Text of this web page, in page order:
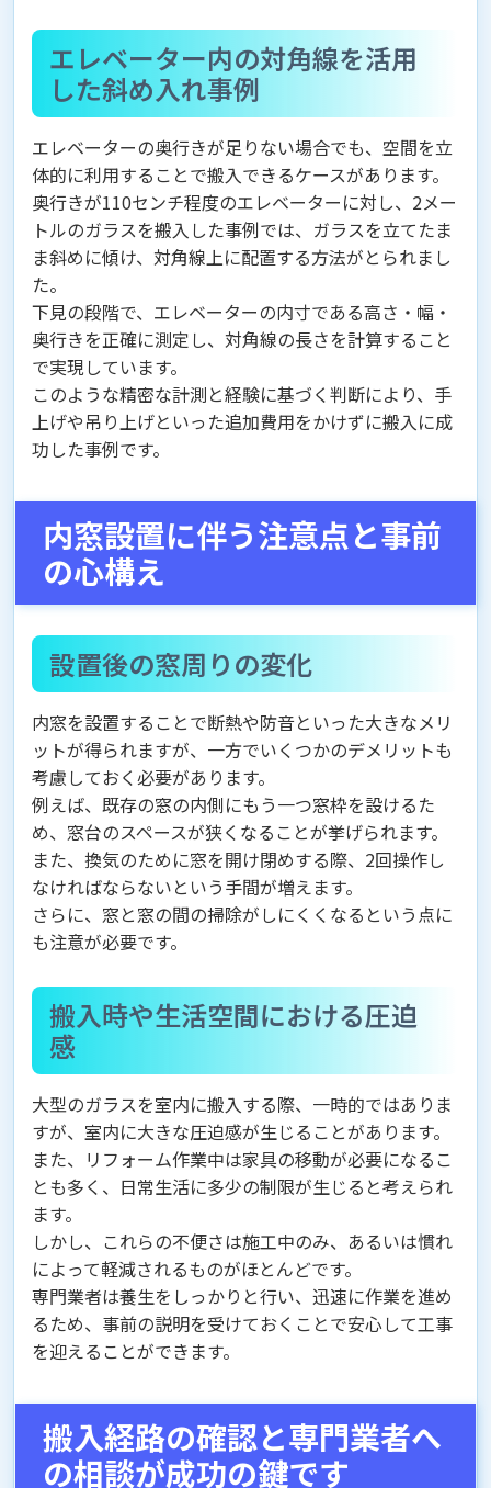
エレベーター内の対角線を活用
した斜め入れ事例
エレベーターの奥行きが足りない場合でも、空間を立
体的に利用することで搬入できるケースがあります。
奥行きが110センチ程度のエレベーターに対し、2メー
トルのガラスを搬入した事例では、ガラスを立てたま
ま斜めに傾け、対角線上に配置する方法がとられまし
た。
下見の段階で、エレベーターの内寸である高さ・幅・
奥行きを正確に測定し、対角線の長さを計算すること
で実現しています。
このような精密な計測と経験に基づく判断により、手
上げや吊り上げといった追加費用をかけずに搬入に成
功した事例です。
内窓設置に伴う注意点と事前
の心構え
設置後の窓周りの変化
内窓を設置することで断熱や防音といった大きなメリ
ットが得られますが、一方でいくつかのデメリットも
考慮しておく必要があります。
例えば、既存の窓の内側にもう一つ窓枠を設けるた
め、窓台のスペースが狭くなることが挙げられます。
また、換気のために窓を開け閉めする際、2回操作し
なければならないという手間が増えます。
さらに、窓と窓の間の掃除がしにくくなるという点に
も注意が必要です。
搬入時や生活空間における圧迫
感
大型のガラスを室内に搬入する際、一時的ではありま
すが、室内に大きな圧迫感が生じることがあります。
また、リフォーム作業中は家具の移動が必要になるこ
とも多く、日常生活に多少の制限が生じると考えられ
ます。
しかし、これらの不便さは施工中のみ、あるいは慣れ
によって軽減されるものがほとんどです。
専門業者は養生をしっかりと行い、迅速に作業を進め
るため、事前の説明を受けておくことで安心して工事
を迎えることができます。
搬入経路の確認と専門業者へ
の相談が成功の鍵です